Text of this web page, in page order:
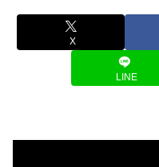
X
LINE